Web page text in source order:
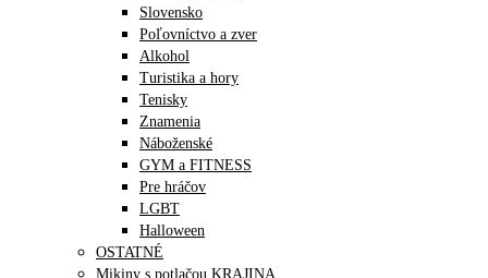
Slovensko
Poľovníctvo a zver
Alkohol
Turistika a hory
Tenisky
Znamenia
Náboženské
GYM a FITNESS
Pre hráčov
LGBT
Halloween
OSTATNÉ
Mikiny s potlačou KRAJINA